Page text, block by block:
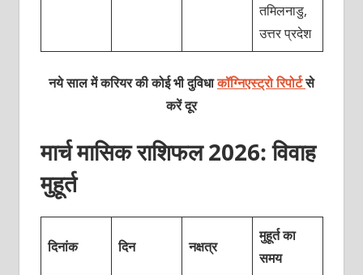
तमिलनाडु,
उत्तर प्रदेश
नये साल में करियर की कोई भी दुविधाकॉग्निएस्ट्रो रिपोर्टसे
करें दूर
मार्च मासिक राशिफल 2026: विवाह
मुहूर्त
दिनांक दिन नक्षत्र
मुहूर्त का
समय